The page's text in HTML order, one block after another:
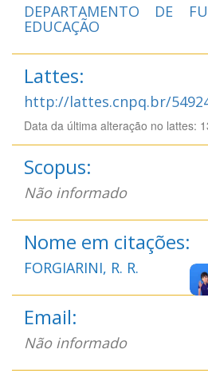
DEPARTAMENTO DE
EDUCAÇÃO
Lattes:
http://lattes.cnpq.br/
Data da última alteração no lattes:
Scopus:
Não informado
Nome em citações:
FORGIARINI, R. R.
Email:
Não informado